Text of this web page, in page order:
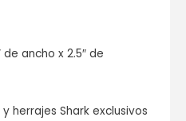
ancho x 2.5″ de
herrajes Shark exclusivos